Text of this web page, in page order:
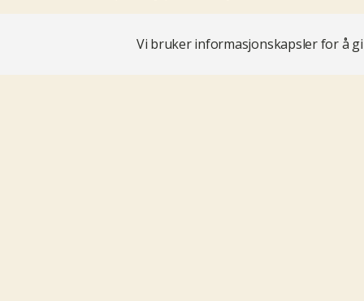
Vi bruker informasjonskapsler for å